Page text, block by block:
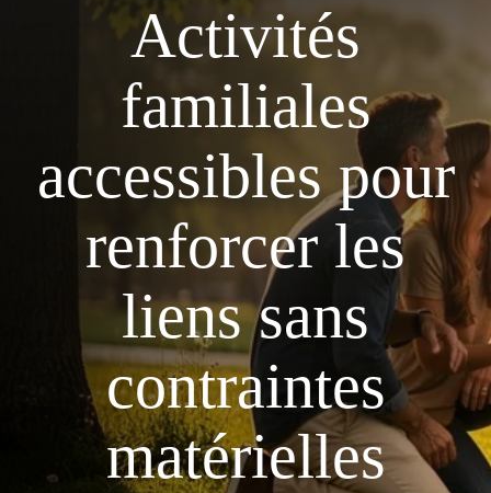
Activités
familiales
accessibles pour
renforcer les
liens sans
contraintes
matérielles